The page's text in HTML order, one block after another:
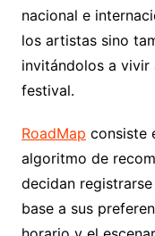
nacional e
los artistas sino
invitándolos a vivir
festival.
RoadMap consiste
algoritmo de
decidan
base a sus